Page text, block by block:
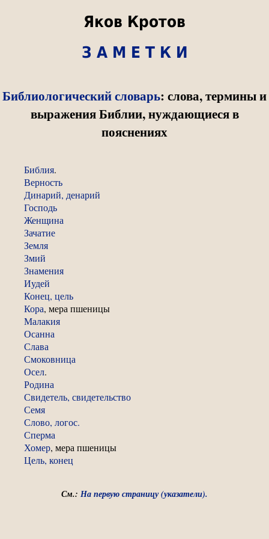
Яков Кротов
З А М Е Т К И
Библиологический словарь: слова, термины и
выражения Библии, нуждающиеся в
пояснениях
Библия.
Верность
Динарий, денарий
Господь
Женщина
Зачатие
Земля
Змий
Знамения
Иудей
Конец, цель
Кора, мера пшеницы
Малакия
Осанна
Слава
Смоковница
Осел.
Родина
Свидетель, свидетельство
Семя
Слово, логос.
Сперма
Хомер, мера пшеницы
Цель, конец
См.: На первую страницу (указатели).